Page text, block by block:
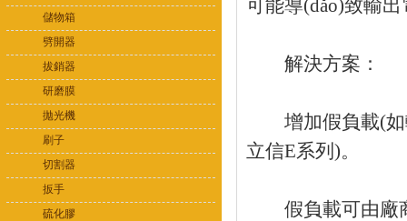
儲物箱
劈開器
拔銷器
研磨膜
拋光機
刷子
切割器
扳手
硫化膠
可能導(dǎo)致輸
解決方案：
增加假負載(如
立信E系列)。
假負載可由廠商